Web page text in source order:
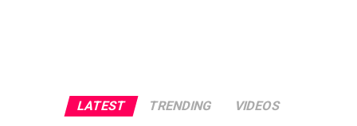
década na divisa com o Pará, a política apenas reforçou
uma cultura já existente em algumas regiões.
LATEST TRENDING VIDEOS